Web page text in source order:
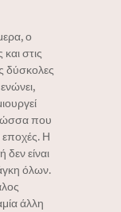
ο
στις
δύσκολες
που
εποχές. Η
δεν είναι
όλων.
άλλη